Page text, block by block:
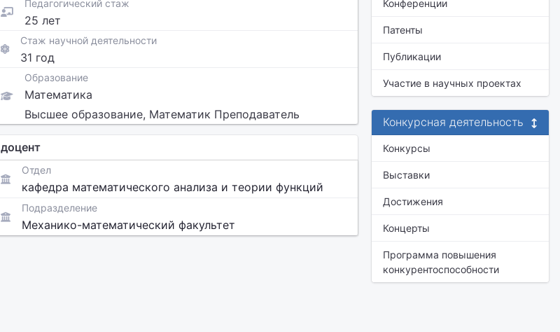
Педагогический стаж
25 лет
Стаж научной деятельности
31 год
Образование
Математика
Высшее образование, Математик Преподаватель
доцент
Отдел
кафедра математического анализа и теории функций
Подразделение
Механико-математический факультет
Конференции
Патенты
Публикации
Участие в научных проектах
Конкурсная деятельность
Конкурсы
Выставки
Достижения
Концерты
Программа повышения
конкурентоспособности